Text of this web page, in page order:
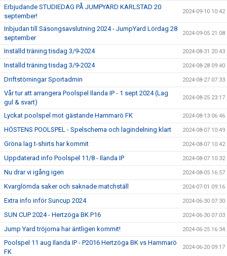
Erbjudande STUDIEDAG PÅ JUMPYARD KARLSTAD 20
september!
2024-09-10 10:42
Inbjudan till Säsongsavslutning 2024 - JumpYard Lördag 28
september
2024-09-05 21:08
Inställd träning tisdag 3/9-2024 2024-08-31 20:43
Inställd träning tisdag 3/9-2024 2024-08-28 09:40
Driftstörningar Sportadmin 2024-08-27 07:33
Vår tur att arrangera Poolspel Ilanda IP - 1 sept 2024 (Lag
gul & svart)
2024-08-25 23:17
Lyckat poolspel mot gästande Hammarö FK 2024-08-13 06:46
HÖSTENS POOLSPEL - Spelschema och lagindelning klart 2024-08-07 10:49
Gröna lag t-shirts har kommit 2024-08-07 10:42
Uppdaterad info Poolspel 11/8 - Ilanda IP 2024-08-07 10:32
Nu drar vi igång igen 2024-08-05 16:57
Kvarglömda saker och saknade matchställ 2024-07-01 09:16
Extra info inför Suncup 2024 2024-06-30 07:30
SUN CUP 2024 - Hertzöga BK P16 2024-06-30 07:03
Jump Yard tröjorna har äntligen kommit! 2024-06-25 16:34
Poolspel 11 aug Ilanda IP - P2016 Hertzöga BK vs Hammarö
FK
2024-06-20 09:17